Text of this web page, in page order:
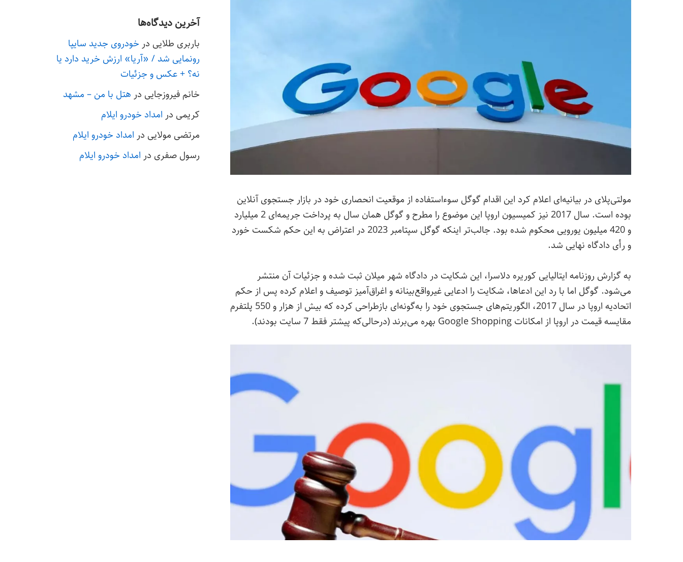
مولتی‌پلای در بیانیه‌ای اعلام کرد این اقدام گوگل سوءاستفاده از موقعیت انحصاری خود در بازار جستجوی آنلاین
بوده است. سال 2017 نیز کمیسیون اروپا این موضوع را مطرح و گوگل همان سال به پرداخت جریمه‌ای 2 میلیارد
و 420 میلیون یورویی محکوم شده بود. جالب‌تر اینکه گوگل سپتامبر 2023 در اعتراض به این حکم شکست خورد
و رأی دادگاه نهایی شد.
به گزارش روزنامه ایتالیایی کوریره دلاسرا، این شکایت در دادگاه شهر میلان ثبت شده و جزئیات آن منتشر
می‌شود. گوگل اما با رد این ادعاها، شکایت را ادعایی غیرواقع‌بینانه و اغراق‌آمیز توصیف و اعلام کرده پس از حکم
اتحادیه اروپا در سال 2017، الگوریتم‌های جستجوی خود را به‌گونه‌ای بازطراحی کرده که بیش از هزار و 550 پلتفرم
مقایسه قیمت در اروپا از امکانات Google Shopping بهره می‌برند (درحالی‌که پیشتر فقط 7 سایت بودند).
آخرین دیدگاه‌ها
باربری طلایی در خودروی جدید سایپا
رونمایی شد / «آریا» ارزش خرید دارد یا
نه؟ + عکس و جزئیات
خانم فیروزجایی در هتل با من – مشهد
کریمی در امداد خودرو ایلام
مرتضی مولایی در امداد خودرو ایلام
رسول صفری در امداد خودرو ایلام